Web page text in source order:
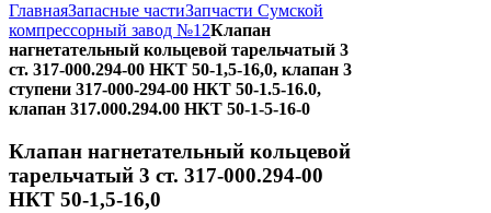
ГлавнаяЗапасные частиЗапчасти Сумской
компрессорный завод №12Клапан
нагнетательный кольцевой тарельчатый 3
ст. 317-000.294-00 НКТ 50-1,5-16,0, клапан 3
ступени 317-000-294-00 НКТ 50-1.5-16.0,
клапан 317.000.294.00 НКТ 50-1-5-16-0
Клапан нагнетательный кольцевой
тарельчатый 3 ст. 317-000.294-00
НКТ 50-1,5-16,0